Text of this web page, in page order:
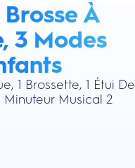
À
3 Modes
1 Brossette, 1 Étui De
Musical 2